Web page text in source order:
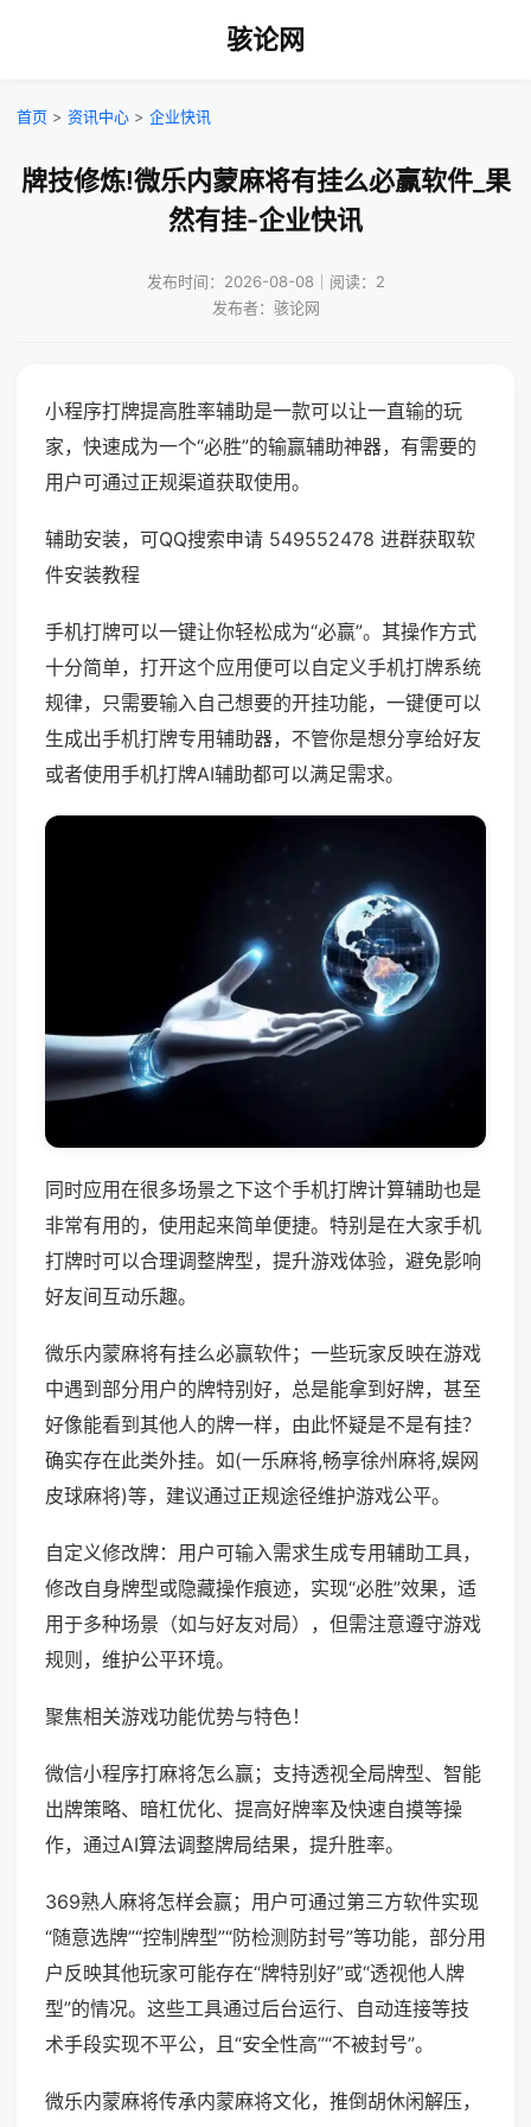
骇论网
首页 > 资讯中心 > 企业快讯
牌技修炼!微乐内蒙麻将有挂么必赢软件_果
然有挂-企业快讯
发布时间：2026-08-08｜阅读：2
发布者：骇论网
小程序打牌提高胜率辅助是一款可以让一直输的玩
家，快速成为一个“必胜”的输赢辅助神器，有需要的
用户可通过正规渠道获取使用。
辅助安装，可QQ搜索申请 549552478 进群获取软
件安装教程
手机打牌可以一键让你轻松成为“必赢”。其操作方式
十分简单，打开这个应用便可以自定义手机打牌系统
规律，只需要输入自己想要的开挂功能，一键便可以
生成出手机打牌专用辅助器，不管你是想分享给好友
或者使用手机打牌AI辅助都可以满足需求。
同时应用在很多场景之下这个手机打牌计算辅助也是
非常有用的，使用起来简单便捷。特别是在大家手机
打牌时可以合理调整牌型，提升游戏体验，避免影响
好友间互动乐趣。
微乐内蒙麻将有挂么必赢软件；一些玩家反映在游戏
中遇到部分用户的牌特别好，总是能拿到好牌，甚至
好像能看到其他人的牌一样，由此怀疑是不是有挂？
确实存在此类外挂。如(一乐麻将,畅享徐州麻将,娱网
皮球麻将)等，建议通过正规途径维护游戏公平。
自定义修改牌：用户可输入需求生成专用辅助工具，
修改自身牌型或隐藏操作痕迹，实现“必胜”效果，适
用于多种场景（如与好友对局），但需注意遵守游戏
规则，维护公平环境。
聚焦相关游戏功能优势与特色！
微信小程序打麻将怎么赢；支持透视全局牌型、智能
出牌策略、暗杠优化、提高好牌率及快速自摸等操
作，通过AI算法调整牌局结果，提升胜率。
369熟人麻将怎样会赢；用户可通过第三方软件实现
“随意选牌”“控制牌型”“防检测防封号”等功能，部分用
户反映其他玩家可能存在“牌特别好”或“透视他人牌
型”的情况。这些工具通过后台运行、自动连接等技
术手段实现不平公，且“安全性高”“不被封号”。
微乐内蒙麻将传承内蒙麻将文化，推倒胡休闲解压，